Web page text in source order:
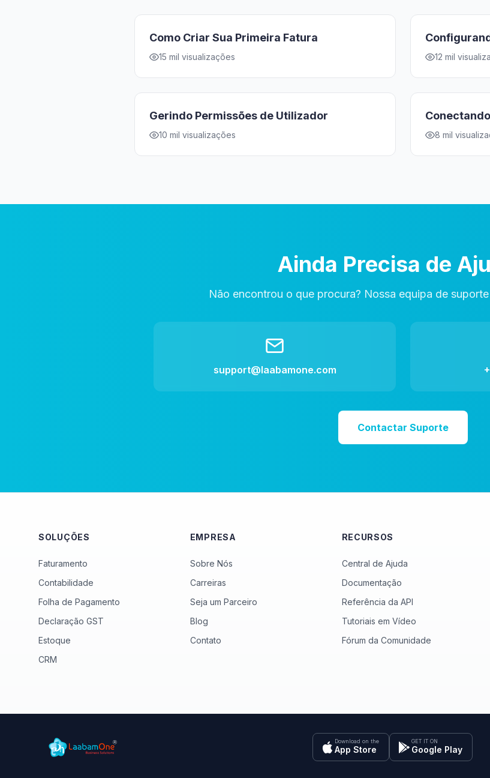
Como Criar Sua Primeira Fatura
15 mil visualizações 12 mil
Gerindo Permissões de Utilizador
10 mil visualizações 8 mil
Ainda Precisa de
Não encontrou o que procura? Nossa equipa de
support@laabamone.com
Contactar Suporte
SOLUÇÕES
Faturamento
Contabilidade
Folha de Pagamento
Declaração GST
Estoque
CRM
EMPRESA
Sobre Nós
Carreiras
Seja um Parceiro
Blog
Contato
RECURSOS
Central de Ajuda
Documentação
Referência da API
Tutoriais em Vídeo
Fórum da Comunidade
Download on the
App Store
GET IT ON
Google Play